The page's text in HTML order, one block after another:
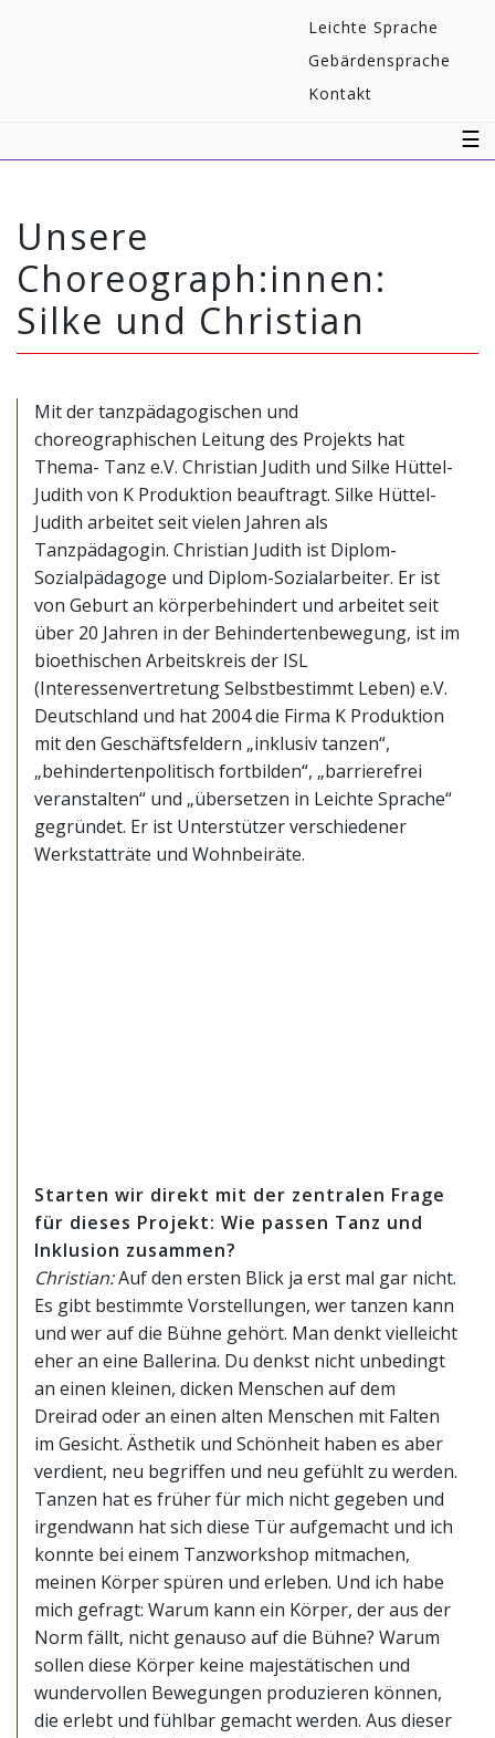
Leichte Sprache
Gebärdensprache
Kontakt
☰
Unsere
Choreograph:innen:
Silke und Christian
Mit der tanzpädagogischen und
choreographischen Leitung des Projekts hat
Thema- Tanz e.V. Christian Judith und Silke Hüttel-
Judith von K Produktion beauftragt. Silke Hüttel-
Judith arbeitet seit vielen Jahren als
Tanzpädagogin. Christian Judith ist Diplom-
Sozialpädagoge und Diplom-Sozialarbeiter. Er ist
von Geburt an körperbehindert und arbeitet seit
über 20 Jahren in der Behindertenbewegung, ist im
bioethischen Arbeitskreis der ISL
(Interessenvertretung Selbstbestimmt Leben) e.V.
Deutschland und hat 2004 die Firma K Produktion
mit den Geschäftsfeldern „inklusiv tanzen“,
„behindertenpolitisch fortbilden“, „barrierefrei
veranstalten“ und „übersetzen in Leichte Sprache“
gegründet. Er ist Unterstützer verschiedener
Werkstatträte und Wohnbeiräte.
Starten wir direkt mit der zentralen Frage
für dieses Projekt: Wie passen Tanz und
Inklusion zusammen?
Christian:Auf den ersten Blick ja erst mal gar nicht.
Es gibt bestimmte Vorstellungen, wer tanzen kann
und wer auf die Bühne gehört. Man denkt vielleicht
eher an eine Ballerina. Du denkst nicht unbedingt
an einen kleinen, dicken Menschen auf dem
Dreirad oder an einen alten Menschen mit Falten
im Gesicht. Ästhetik und Schönheit haben es aber
verdient, neu begriffen und neu gefühlt zu werden.
Tanzen hat es früher für mich nicht gegeben und
irgendwann hat sich diese Tür aufgemacht und ich
konnte bei einem Tanzworkshop mitmachen,
meinen Körper spüren und erleben. Und ich habe
mich gefragt: Warum kann ein Körper, der aus der
Norm fällt, nicht genauso auf die Bühne? Warum
sollen diese Körper keine majestätischen und
wundervollen Bewegungen produzieren können,
die erlebt und fühlbar gemacht werden. Aus dieser